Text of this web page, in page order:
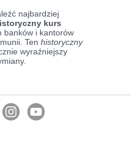
najbardziej
kurs
banków i kantorów
Ten historyczny
wyraźniejszy